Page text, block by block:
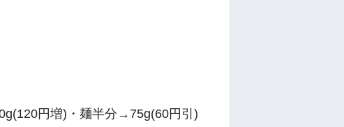
円増)・麺半分→75g(60円引)